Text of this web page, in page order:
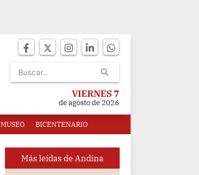
VIERNES 7
de agosto de 2026
MUSEO BICENTENARIO
Más leídas de Andina